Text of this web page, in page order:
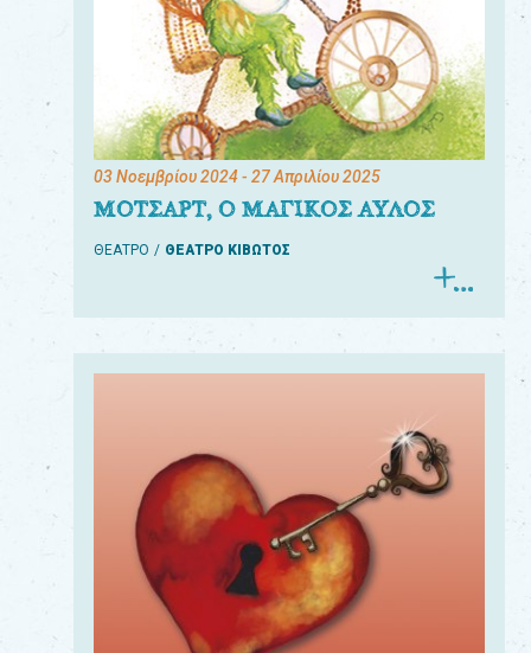
03 Νοεμβρίου 2024- 27 Απριλίου 2025
ΜΟΤΣΑΡΤ, Ο ΜΑΓΙΚΟΣ ΑΥΛΟΣ
ΘΕΑΤΡΟ ΘΕΑΤΡΟ ΚΙΒΩΤΟΣ